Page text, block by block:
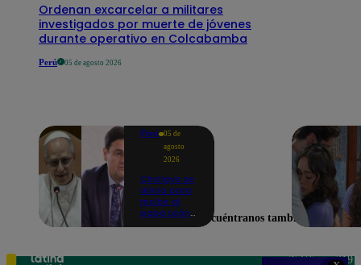
Ordenan excarcelar a militares
investigados por muerte de jóvenes
durante operativo en Colcabamba
Perú 05 de agosto 2026
Perú 05 de
agosto
2026
Chiclayo se
alista para
recibir al
papa León
remodelada
Encuéntranos también en
Teléfono: 219